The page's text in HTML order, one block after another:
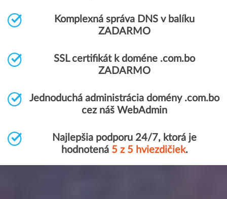
Komplexná správa DNS v balíku
ZADARMO
SSL certifikát k doméne .com.bo
ZADARMO
Jednoduchá administrácia domény .com.bo
cez náš WebAdmin
Najlepšia podporu 24/7, ktorá je
hodnotená 5 z 5 hviezdičiek.